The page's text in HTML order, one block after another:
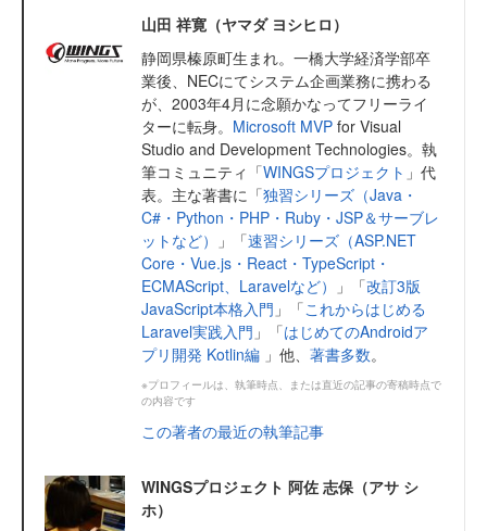
山田 祥寛（ヤマダ ヨシヒロ）
静岡県榛原町生まれ。一橋大学経済学部卒
業後、NECにてシステム企画業務に携わる
が、2003年4月に念願かなってフリーライ
ターに転身。 Microsoft MVP for Visual
Studio and Development Technologies。執
筆コミュニティ「WINGSプロジェクト 」代
表。主な著書に「独習シリーズ（Java・
C#・Python・PHP・Ruby・JSP＆サーブレ
ットなど）
」「速習シリーズ（ASP.NET
Core・Vue.js・React・TypeScript・
ECMAScript、Laravelなど）
」「改訂3版
JavaScript本格入門 」「これからはじめる
Laravel実践入門 」「はじめてのAndroidア
プリ開発 Kotlin編 」他、 著書多数。
※プロフィールは、執筆時点、または直近の記事の寄稿時点で
の内容です
この著者の最近の執筆記事
WINGSプロジェクト 阿佐 志保（アサ シ
ホ）